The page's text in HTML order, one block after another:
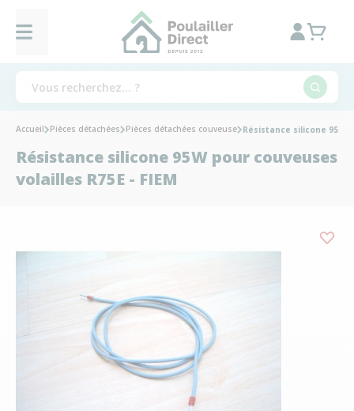
Accueil Pièces détachées Pièces détachées couveuse Résistance silicone 95W
Résistance silicone 95W pour couveuses
volailles R75E - FIEM